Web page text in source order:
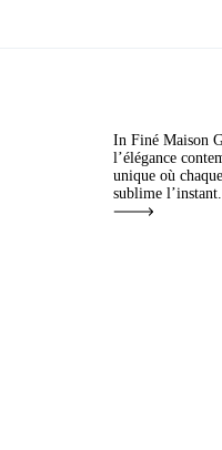
In Finé Maison
l’élégance
unique où
sublime